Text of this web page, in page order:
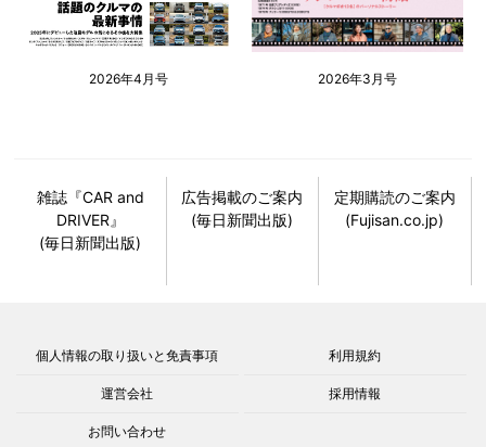
2026年4月号 2026年3月号
雑誌『CAR and
DRIVER』
(毎日新聞出版)
広告掲載のご案内
(毎日新聞出版)
定期購読のご案内
(Fujisan.co.jp)
個人情報の取り扱いと免責事項 利用規約
運営会社 採用情報
お問い合わせ